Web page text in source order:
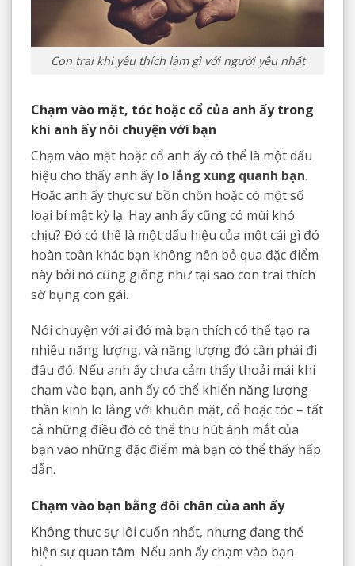
Con trai khi yêu thích làm gì với người yêu nhất
Chạm vào mặt, tóc hoặc cổ của anh ấy trong
khi anh ấy nói chuyện với bạn
Chạm vào mặt hoặc cổ anh ấy có thể là một dấu
hiệu cho thấy anh ấy lo lắng xung quanh bạn.
Hoặc anh ấy thực sự bồn chồn hoặc có một số
loại bí mật kỳ lạ. Hay anh ấy cũng có mùi khó
chịu? Đó có thể là một dấu hiệu của một cái gì đó
hoàn toàn khác bạn không nên bỏ qua đặc điểm
này bởi nó cũng giống như tại sao con trai thích
sờ bụng con gái.
Nói chuyện với ai đó mà bạn thích có thể tạo ra
nhiều năng lượng, và năng lượng đó cần phải đi
đâu đó. Nếu anh ấy chưa cảm thấy thoải mái khi
chạm vào bạn, anh ấy có thể khiến năng lượng
thần kinh lo lắng với khuôn mặt, cổ hoặc tóc – tất
cả những điều đó có thể thu hút ánh mắt của
bạn vào những đặc điểm mà bạn có thể thấy hấp
dẫn.
Chạm vào bạn bằng đôi chân của anh ấy
Không thực sự lôi cuốn nhất, nhưng đang thể
hiện sự quan tâm. Nếu anh ấy chạm vào bạn